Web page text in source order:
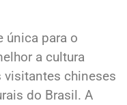
única para o
a cultura
visitantes chineses
do Brasil. A